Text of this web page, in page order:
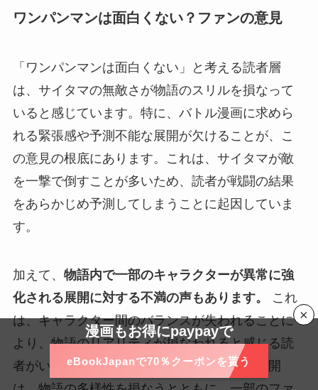
ワンパンマンは面白くない？ファンの意見
「ワンパンマンは面白くない」と考える読者層
は、サイタマの無敵さが物語のスリルを損なって
いると感じています。特に、バトル漫画に求めら
れる緊張感や予測不能な展開が欠けることが、こ
の意見の根底にあります。これは、サイタマが敵
を一撃で倒すことが多いため、読者が戦闘の結果
をあらかじめ予測してしまうことに起因していま
す。
加えて、 物語内で一部のキャラクターが異常に強
化される展開に対する不満の声もあります。
これ
は、キャラクター間のバランスが失われることに
より、物語のリアリティが損なわれると感じる読
者がいることを示しています。このような展開
漫画もお得にpaypayで
eBookJapanで70％クーポンを貰う
×